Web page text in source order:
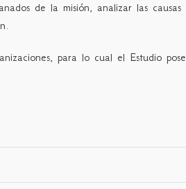
de la misión, analizar las
para lo cual el Estudio